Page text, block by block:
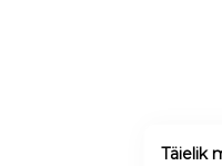
Täielik